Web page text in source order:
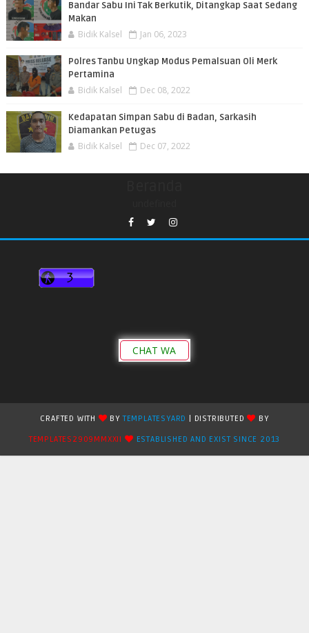
Bandar Sabu Ini Tak Berkutik, Ditangkap Saat Sedang
Makan
Bidik Kalsel Jan 06, 2023
Polres Tanbu Ungkap Modus Pemalsuan Oli Merk
Pertamina
Bidik Kalsel Dec 08, 2022
Kedapatan Simpan Sabu di Badan, Sarkasih
Diamankan Petugas
Bidik Kalsel Dec 07, 2022
CHAT WA
CRAFTED WITH BYTEMPLATESYARD | DISTRIBUTED
BY
TEMPLATES2909MMXXII
ESTABLISHED AND EXIST SINCE 2013